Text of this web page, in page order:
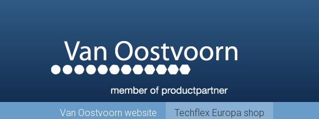
Van Oostvoorn website Techflex Europa shop